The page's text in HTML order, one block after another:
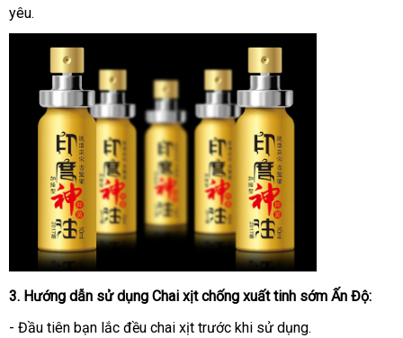
yêu.
3voucher
. Hướng dẫn sử dụng Chai xịt chống xuất tinh sớm Ấn Độ:
- Đầu tiên bạn lắc đều chai xịt trước khi sử dụng.